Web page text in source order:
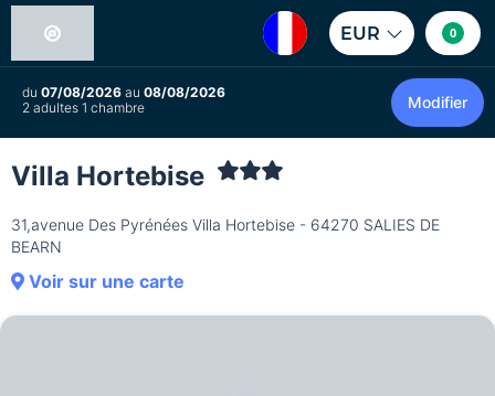
EUR 0
du 07/08/2026 au 08/08/2026
2 adultes 1 chambre
Modifier
Villa Hortebise
31,avenue Des Pyrénées Villa Hortebise - 64270 SALIES DE
BEARN
Voir sur une carte